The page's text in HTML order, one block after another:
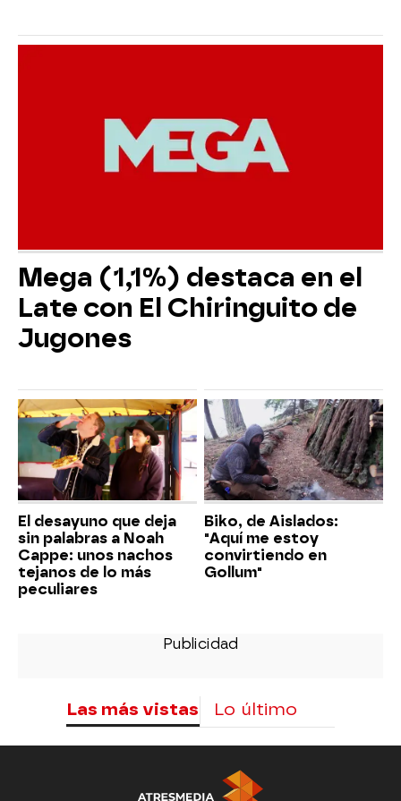
Mega (1,1%) destaca en el
Late con El Chiringuito de
Jugones
El desayuno que deja
sin palabras a Noah
Cappe: unos nachos
tejanos de lo más
peculiares
Biko, de Aislados:
"Aquí me estoy
convirtiendo en
Gollum"
Las más vistas Lo último